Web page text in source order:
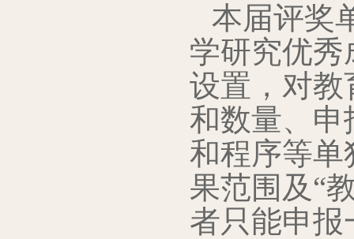
本届评奖
学研究优秀
设置，对教
和数量、申
和程序等
果范围及“
者只能申报